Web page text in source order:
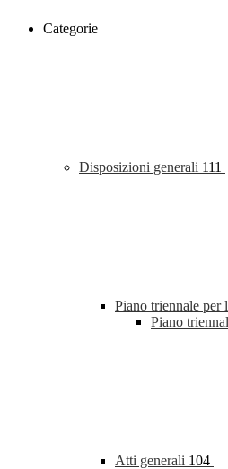
Categorie
Disposizioni generali 111
Piano triennale per
Piano
Atti generali 104